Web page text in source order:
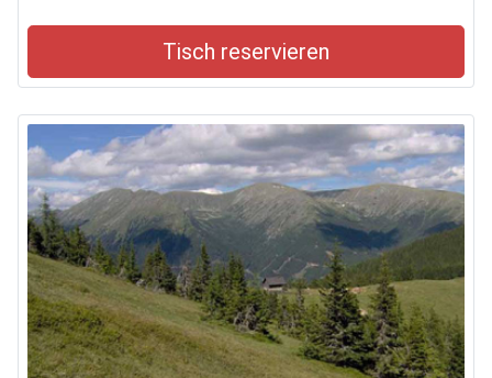
Tisch reservieren